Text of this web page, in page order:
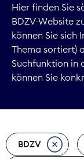
Hier finden Sie
BDZV-Website
können Sie sich
Thema sortiert)
Suchfunktion in
können Sie
BDZV